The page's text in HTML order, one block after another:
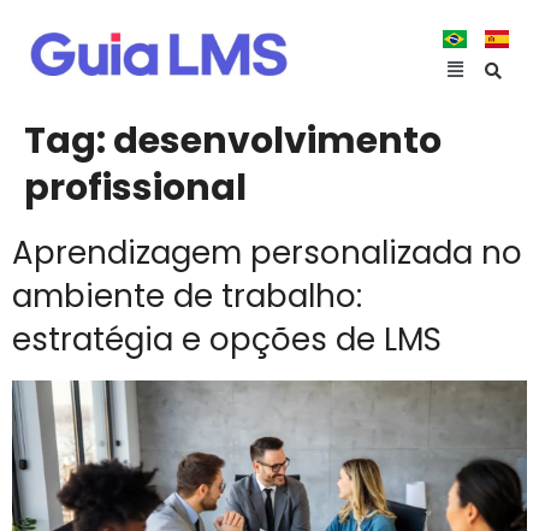
Tag:desenvolvimento
profissional
Aprendizagem personalizada no
ambiente de trabalho:
estratégia e opções de LMS